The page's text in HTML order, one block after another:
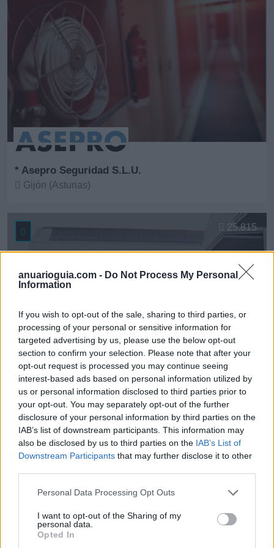
anuarioguia.com - Do Not Process My Personal
Information
If you wish to opt-out of the sale, sharing to third parties, or
processing of your personal or sensitive information for
targeted advertising by us, please use the below opt-out
section to confirm your selection. Please note that after your
opt-out request is processed you may continue seeing
interest-based ads based on personal information utilized by
us or personal information disclosed to third parties prior to
your opt-out. You may separately opt-out of the further
disclosure of your personal information by third parties on the
IAB’s list of downstream participants. This information may
also be disclosed by us to third parties on the IAB’s List of
Downstream Participants that may further disclose it to other
Personal Data Processing Opt Outs
I want to opt-out of the Sharing of my
personal data.
Opted In
* Asepro Seguridad S.L.U.
Gijón (Asturias)
* ASMECA Asistencia Mecánica Integral, S.L.
Gijón (Asturias)
Ver más
25.815
6777